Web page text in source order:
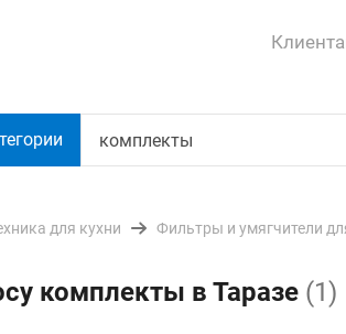
для кухни Фильтры и умягчители
комплекты в Таразе (1)